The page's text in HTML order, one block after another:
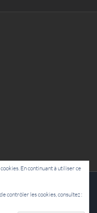
En continuant à utiliser ce
contrôler les cookies, consultez :